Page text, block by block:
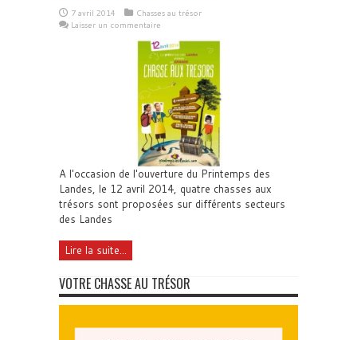
7 avril 2014
Chasses au trésor
Laisser un commentaire
A l'occasion de l'ouverture du Printemps des
Landes, le 12 avril 2014, quatre chasses aux
trésors sont proposées sur différents secteurs
des Landes
Lire la suite...
VOTRE CHASSE AU TRÉSOR